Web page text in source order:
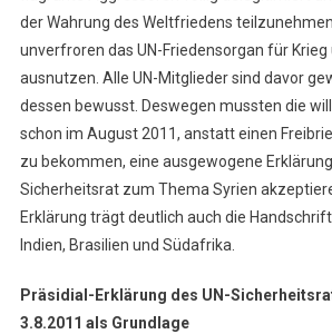
der Wahrung des Weltfriedens
unverfroren das UN-Friedensorgan für
ausnutzen. Alle UN-Mitglieder sind davor
dessen bewusst. Deswegen mussten die
schon im August 2011, anstatt einen
zu bekommen, eine ausgewogene
Sicherheitsrat zum Thema Syrien
Erklärung trägt deutlich auch die
Indien, Brasilien und Südafrika.
Präsidial-Erklärung des UN-
3.8.2011 als Grundlage